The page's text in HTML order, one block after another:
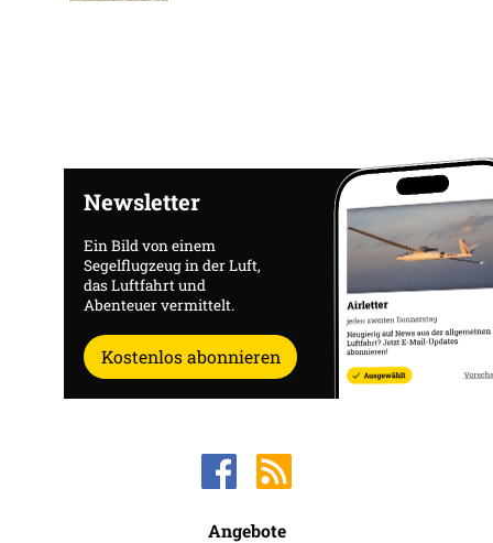
Newsletter
Ein Bild von einem
Segelflugzeug in der Luft,
das Luftfahrt und
Abenteuer vermittelt.
Kostenlos abonnieren
Angebote